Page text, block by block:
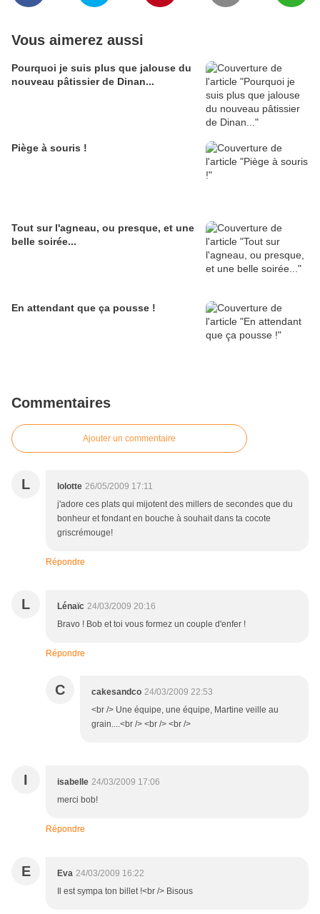
Vous aimerez aussi
Pourquoi je suis plus que jalouse du
nouveau pâtissier de Dinan...
Piège à souris !
Tout sur l'agneau, ou presque, et une
belle soirée...
En attendant que ça pousse !
Commentaires
Ajouter un commentaire
L lolotte 26/05/2009 17:11
j'adore ces plats qui mijotent des millers de secondes que du
bonheur et fondant en bouche à souhait dans ta cocote
griscrémouge!
Répondre
L Lénaïc 24/03/2009 20:16
Bravo ! Bob et toi vous formez un couple d'enfer !
Répondre
C cakesandco 24/03/2009 22:53
<br /> Une équipe, une équipe, Martine veille au
grain....<br /> <br /> <br />
I isabelle 24/03/2009 17:06
merci bob!
Répondre
E Eva 24/03/2009 16:22
Il est sympa ton billet !<br /> Bisous